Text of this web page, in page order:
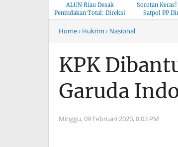
ALUN Riau Desak
Penindakan Total: Direksi
Musim Mas Harus
Bertanggung Jawab
Sorotan
Satpol PP
Menyentuh
Home› Hukrim › Nasional
KPK
Garuda
Minggu, 09 Februari 2020, 8:03 PM